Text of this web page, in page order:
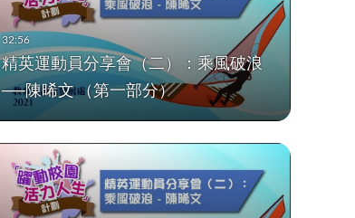
精英運動員分享會（二）：乘風破浪
──陳晞文 （第一部分）